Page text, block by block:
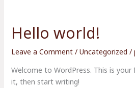
Hello world!
Leave a Comment /Uncategorized /
Welcome to WordPress. This is
it, then start writing!
Hello
world!